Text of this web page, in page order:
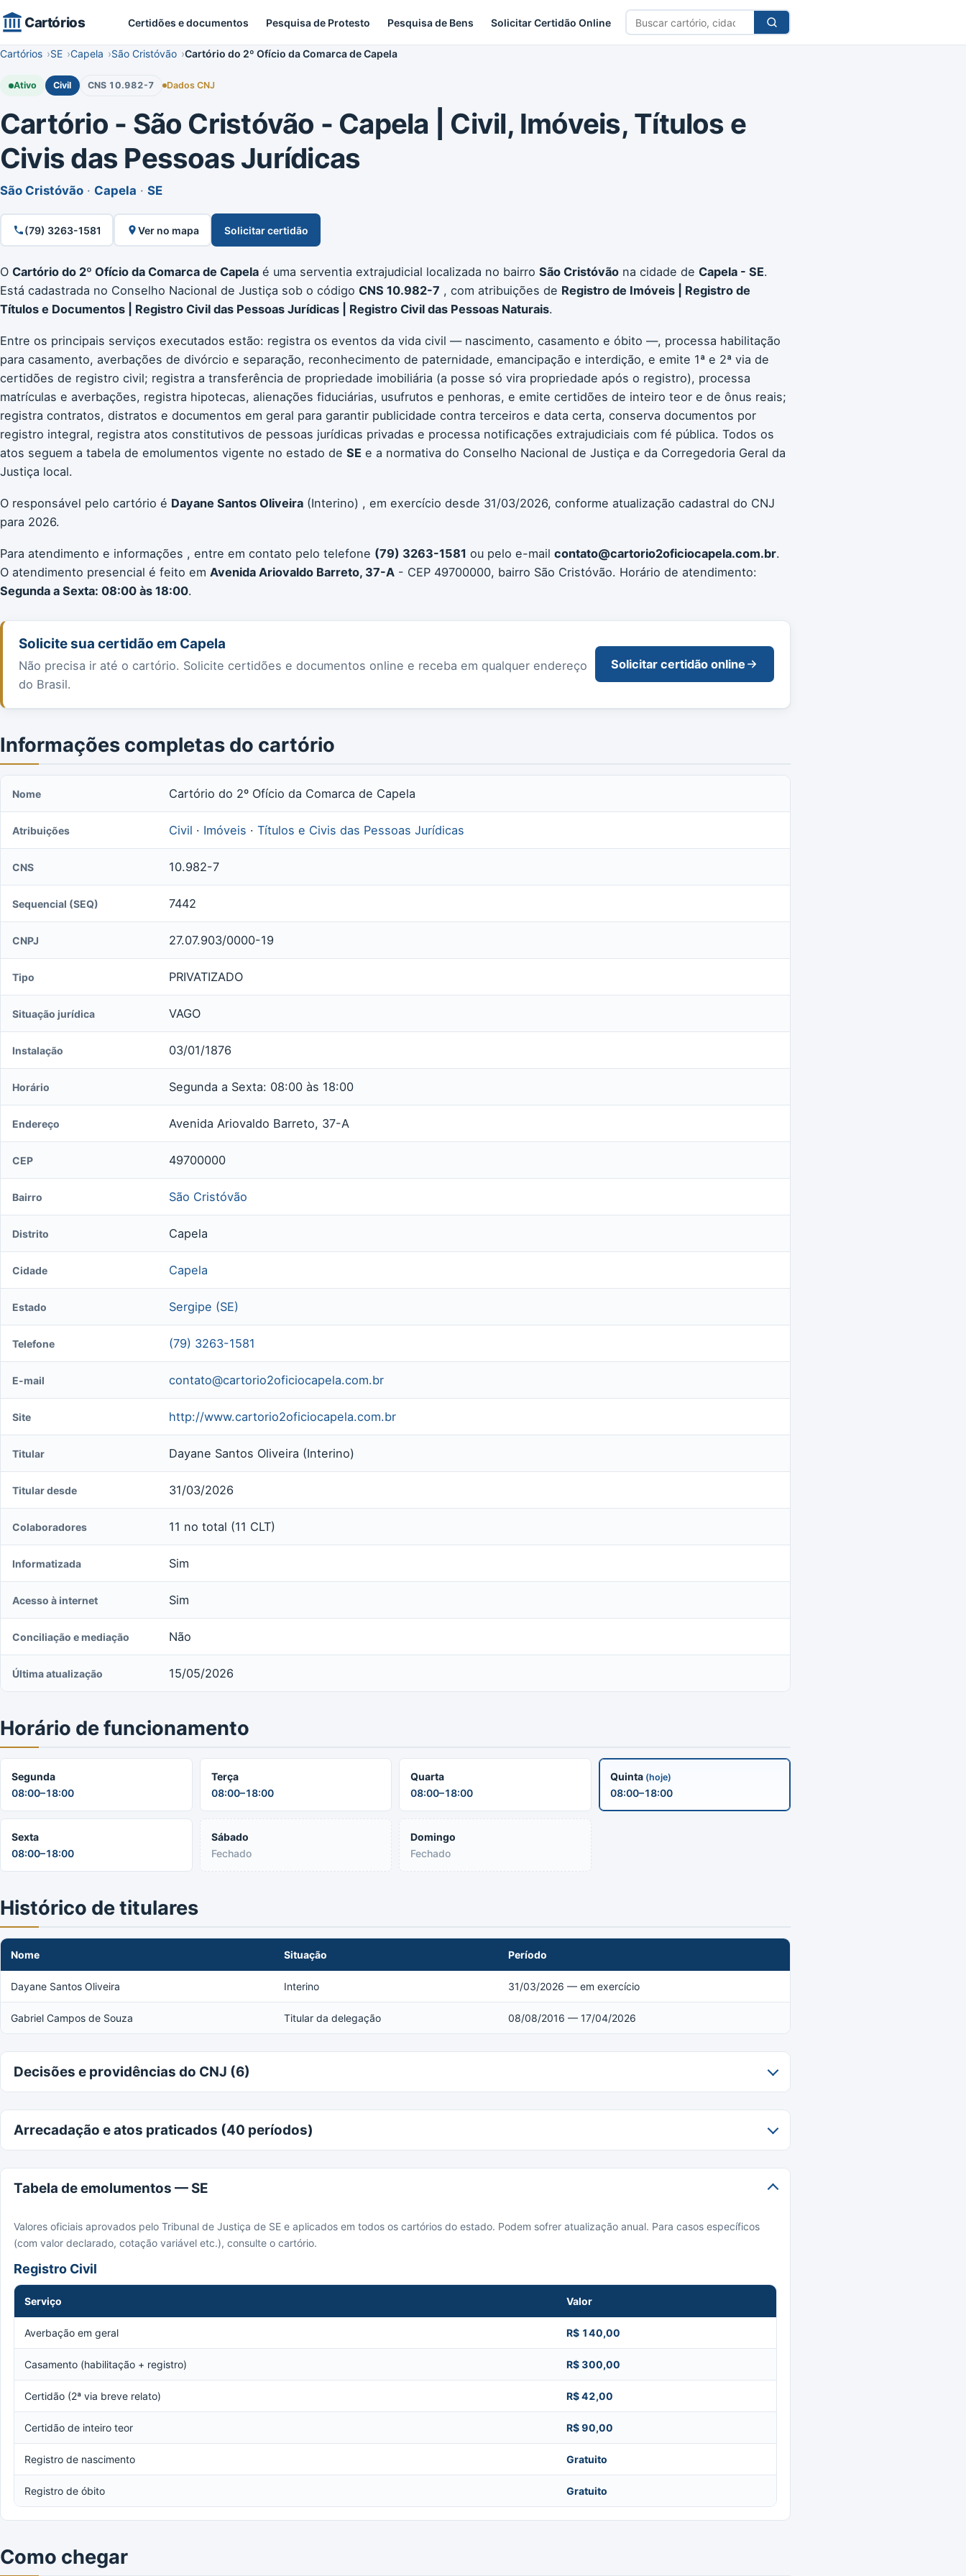
Cartórios Certidões e documentos Pesquisa de Protesto Pesquisa de Bens Solicitar Certidão Online
Buscar
cartório
Cartórios SE Capela São Cristóvão Cartório do 2º Ofício da Comarca de Capela
Ativo Civil CNS 10.982-7 Dados CNJ
Cartório - São Cristóvão - Capela | Civil, Imóveis, Títulos e
Civis das Pessoas Jurídicas
São Cristóvão · Capela · SE
(79) 3263-1581 Ver no mapa Solicitar certidão
O Cartório do 2º Ofício da Comarca de Capela é uma serventia extrajudicial localizada no bairro São Cristóvão na cidade de Capela - SE.
Está cadastrada no Conselho Nacional de Justiça sob o código CNS 10.982-7 , com atribuições de Registro de Imóveis | Registro de
Títulos e Documentos | Registro Civil das Pessoas Jurídicas | Registro Civil das Pessoas Naturais.
Entre os principais serviços executados estão: registra os eventos da vida civil — nascimento, casamento e óbito —, processa habilitação
para casamento, averbações de divórcio e separação, reconhecimento de paternidade, emancipação e interdição, e emite 1ª e 2ª via de
certidões de registro civil; registra a transferência de propriedade imobiliária (a posse só vira propriedade após o registro), processa
matrículas e averbações, registra hipotecas, alienações fiduciárias, usufrutos e penhoras, e emite certidões de inteiro teor e de ônus reais;
registra contratos, distratos e documentos em geral para garantir publicidade contra terceiros e data certa, conserva documentos por
registro integral, registra atos constitutivos de pessoas jurídicas privadas e processa notificações extrajudiciais com fé pública. Todos os
atos seguem a tabela de emolumentos vigente no estado de SE e a normativa do Conselho Nacional de Justiça e da Corregedoria Geral da
Justiça local.
O responsável pelo cartório é Dayane Santos Oliveira (Interino) , em exercício desde 31/03/2026, conforme atualização cadastral do CNJ
para 2026.
Para atendimento e informações , entre em contato pelo telefone (79) 3263-1581 ou pelo e-mail contato@cartorio2oficiocapela.com.br.
O atendimento presencial é feito em Avenida Ariovaldo Barreto, 37-A - CEP 49700000, bairro São Cristóvão. Horário de atendimento:
Segunda a Sexta: 08:00 às 18:00.
Solicite sua certidão em Capela
Não precisa ir até o cartório. Solicite certidões e documentos online e receba em qualquer endereço
do Brasil.
Solicitar certidão online
Informações completas do cartório
Nome Cartório do 2º Ofício da Comarca de Capela
Atribuições Civil · Imóveis · Títulos e Civis das Pessoas Jurídicas
CNS 10.982-7
Sequencial (SEQ) 7442
CNPJ 27.07.903/0000-19
Tipo PRIVATIZADO
Situação jurídica VAGO
Instalação 03/01/1876
Horário Segunda a Sexta: 08:00 às 18:00
Endereço Avenida Ariovaldo Barreto, 37-A
CEP 49700000
Bairro São Cristóvão
Distrito Capela
Cidade Capela
Estado Sergipe (SE)
Telefone (79) 3263-1581
E-mail contato@cartorio2oficiocapela.com.br
Site http://www.cartorio2oficiocapela.com.br
Titular Dayane Santos Oliveira (Interino)
Titular desde 31/03/2026
Colaboradores 11 no total (11 CLT)
Informatizada Sim
Acesso à internet Sim
Conciliação e mediação Não
Última atualização 15/05/2026
Horário de funcionamento
Segunda
08:00–18:00
Terça
08:00–18:00
Quarta
08:00–18:00
Quinta (hoje)
08:00–18:00
Sexta
08:00–18:00
Sábado
Fechado
Domingo
Fechado
Histórico de titulares
Nome Situação Período
Dayane Santos Oliveira Interino 31/03/2026 — em exercício
Gabriel Campos de Souza Titular da delegação 08/08/2016 — 17/04/2026
Decisões e providências do CNJ (6)
Arrecadação e atos praticados (40 períodos)
Tabela de emolumentos — SE
Valores oficiais aprovados pelo Tribunal de Justiça de SE e aplicados em todos os cartórios do estado. Podem sofrer atualização anual. Para casos específicos
(com valor declarado, cotação variável etc.), consulte o cartório.
Registro Civil
Serviço Valor
Averbação em geral R$ 140,00
Casamento (habilitação + registro) R$ 300,00
Certidão (2ª via breve relato) R$ 42,00
Certidão de inteiro teor R$ 90,00
Registro de nascimento Gratuito
Registro de óbito Gratuito
Como chegar